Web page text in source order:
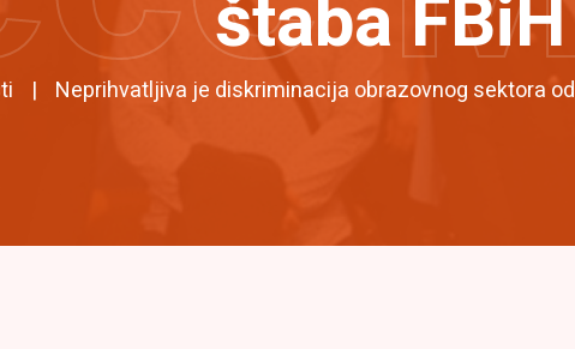
štaba FBiH
Neprihvatljiva je diskriminacija obrazovnog sektora